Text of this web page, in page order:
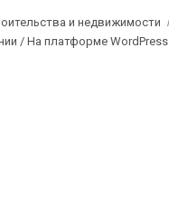
и недвижимости
/На платформе WordPress